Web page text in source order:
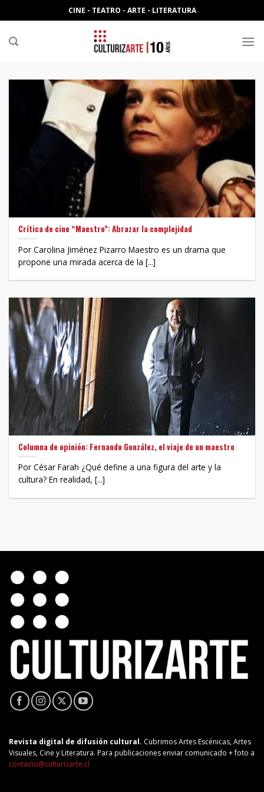
to
content
CINE - TEATRO - ARTE - LITERATURA
Crítica de cine “Maestro”: Abrazar la complejidad
Por Carolina Jiménez Pizarro Maestro es un drama que
propone una mirada acerca de la [...]
Columna de opinión: Fernando González, el viaje de un maestro
Por César Farah ¿Qué define a una figura del arte y la
cultura? En realidad, [...]
Revista digital de difusión cultural. Cubrimos Artes Escénicas, Artes
Visuales, Cine y Literatura. Para publicaciones enviar comunicado + foto a
contacto@culturizarte.cl